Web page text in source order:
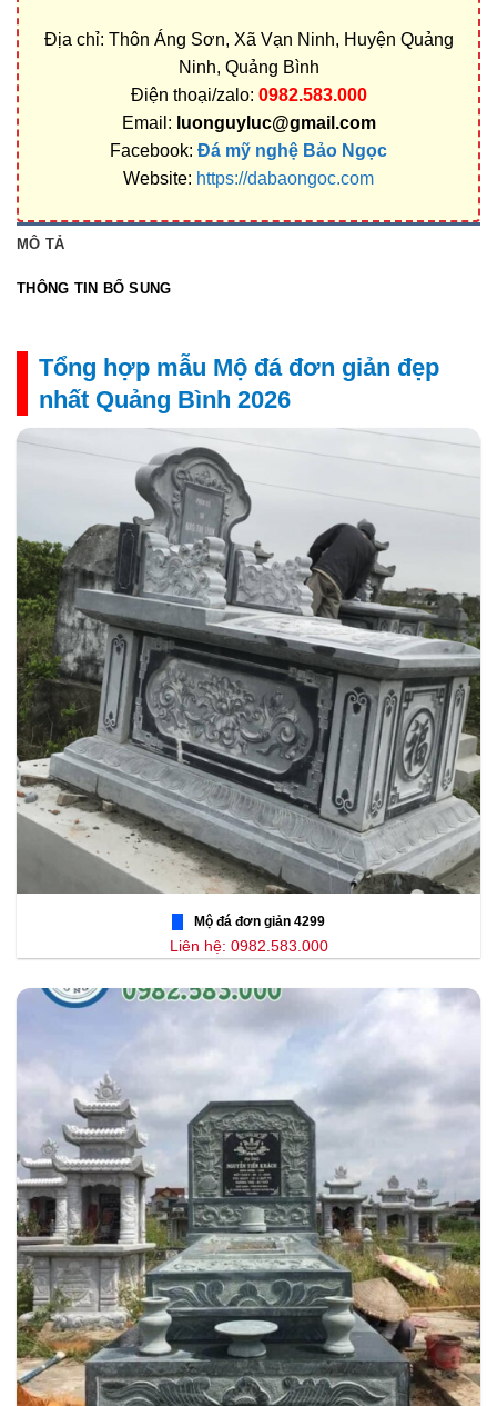
Địa chỉ: Thôn Áng Sơn, Xã Vạn Ninh, Huyện Quảng
Ninh, Quảng Bình
Điện thoại/zalo: 0982.583.000
Email: luonguyluc@gmail.com
Facebook: Đá mỹ nghệ Bảo Ngọc
Website: https://dabaongoc.com
MÔ TẢ
THÔNG TIN BỔ SUNG
Tổng hợp mẫu Mộ đá đơn giản đẹp
nhất Quảng Bình 2026
Mộ đá đơn giản 4299
Liên hệ: 0982.583.000